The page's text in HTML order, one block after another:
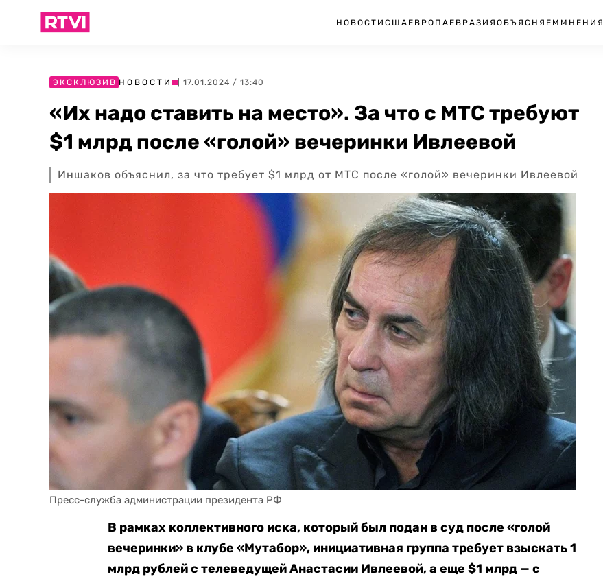
НОВОСТИ США ЕВРОПА ЕВРАЗИЯ ОБЪЯСНЯЕМ МНЕНИЯ
ЭКСКЛЮЗИВ НОВОСТИ | 17.01.2024 / 13:40
«Их надо ставить на место». За что с МТС требуют
$1 млрд после «голой» вечеринки Ивлеевой
Иншаков объяснил, за что требует $1 млрд от МТС после «голой» вечеринки Ивлеевой
Пресс-служба администрации президента РФ
В рамках коллективного иска, который был подан в суд после «голой
вечеринки» в клубе «Мутабор», инициативная группа требует взыскать 1
млрд рублей с телеведущей Анастасии Ивлеевой, а еще $1 млрд — с